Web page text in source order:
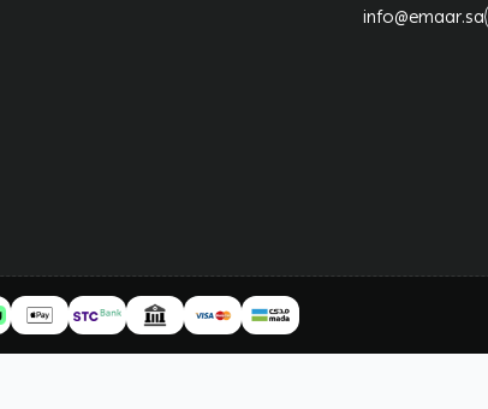
info@emaar.sa